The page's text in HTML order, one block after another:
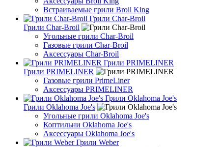
Встраиваемые грили Broil King
Грили Char-Broil
Грили Char-Broil
Угольные грили Char-Broil
Газовые грили Char-Broil
Аксессуары Char-Broil
Грили PRIMELINER
Грили PRIMELINER
Газовые грили PrimeLiner
Аксессуары PRIMELINER
Грили Oklahoma Joe's
Грили Oklahoma Joe's
Угольные грили Oklahoma Joe's
Коптильни Oklahoma Joe's
Аксессуары Oklahoma Joe's
Грили Weber